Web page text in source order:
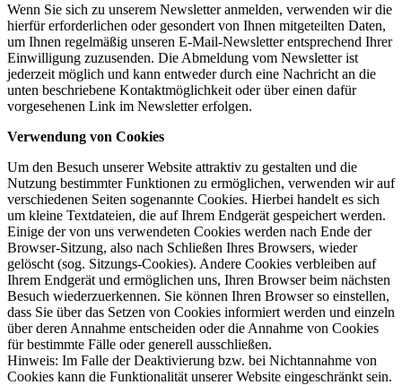
Wenn Sie sich zu unserem Newsletter anmelden, verwenden wir die
hierfür erforderlichen oder gesondert von Ihnen mitgeteilten Daten,
um Ihnen regelmäßig unseren E-Mail-Newsletter entsprechend Ihrer
Einwilligung zuzusenden. Die Abmeldung vom Newsletter ist
jederzeit möglich und kann entweder durch eine Nachricht an die
unten beschriebene Kontaktmöglichkeit oder über einen dafür
vorgesehenen Link im Newsletter erfolgen.
Verwendung von Cookies
Um den Besuch unserer Website attraktiv zu gestalten und die
Nutzung bestimmter Funktionen zu ermöglichen, verwenden wir auf
verschiedenen Seiten sogenannte Cookies. Hierbei handelt es sich
um kleine Textdateien, die auf Ihrem Endgerät gespeichert werden.
Einige der von uns verwendeten Cookies werden nach Ende der
Browser-Sitzung, also nach Schließen Ihres Browsers, wieder
gelöscht (sog. Sitzungs-Cookies). Andere Cookies verbleiben auf
Ihrem Endgerät und ermöglichen uns, Ihren Browser beim nächsten
Besuch wiederzuerkennen. Sie können Ihren Browser so einstellen,
dass Sie über das Setzen von Cookies informiert werden und einzeln
über deren Annahme entscheiden oder die Annahme von Cookies
für bestimmte Fälle oder generell ausschließen.
Hinweis: Im Falle der Deaktivierung bzw. bei Nichtannahme von
Cookies kann die Funktionalität unserer Website eingeschränkt sein.